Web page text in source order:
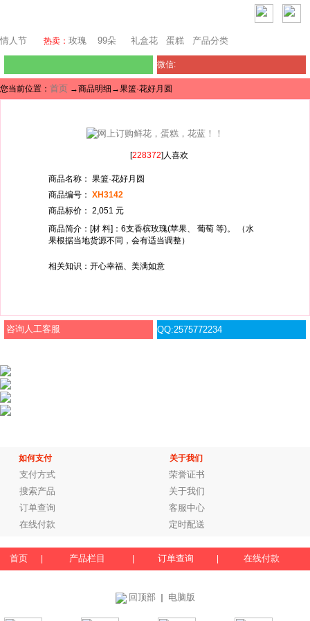
情人节 热卖： 玫瑰 99朵 礼盒花 蛋糕 产品分类
微信:
您当前位置： 首页 →商品明细→果篮·花好月圆
[228372]人喜欢
商品名称： 果篮·花好月圆
商品编号： XH3142
商品标价： 2,051 元
商品简介：[材 料]：6支香槟玫瑰(苹果、 葡萄 等)。 （水
果根据当地货源不同，会有适当调整）
相关知识：开心幸福、美满如意
咨询人工客服 QQ:2575772234
如何支付 关于我们
支付方式
荣誉证书
搜索产品
关于我们
订单查询
客服中心
在线付款
定时配送
首页 产品栏目 订单查询 在线付款
回顶部 电脑版